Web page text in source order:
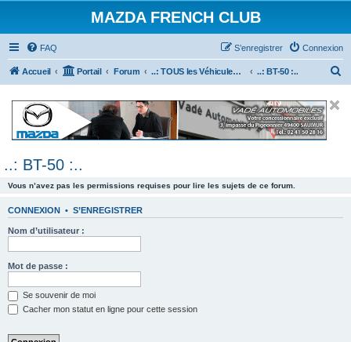
MAZDA FRENCH CLUB
FAQ Connexion
S’enregistrer
Accueil Portail Forum ..: TOUS les Véhicules MAZDA :.. ..: BT-50 :..
e
..: BT-50 :..
Vous n’avez pas les permissions requises pour lire les sujets de ce forum.
CONNEXION • S’ENREGISTRER
Nom d’utilisateur :
Mot de passe :
Se souvenir de moi
Cacher mon statut en ligne pour cette session